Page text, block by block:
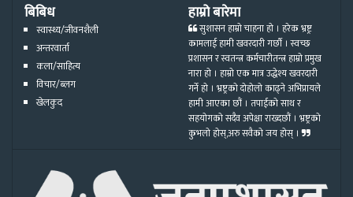
बिबिध
स्वास्थ्य/जीवनशैली
अन्तरवार्ता
कला/साहित्य
विचार/ब्लग
खेलकुद
हाम्रो बारेमा
सुशासन हाम्रो चाहना हो । हरेक भ्रष्ट्र
कामलाई हामी खवरदारी गर्छौ । स्वच्छ
प्रशासन र स्वतन्त्र कर्मचारीतन्त्र हाम्रो प्रमुख
नारा हो । हाम्रो एक मात्र उद्धेश्य खवरदारी
गर्ने हो । भ्रष्ट्रको दोहोलो काढ्ने अभिप्रायले
हामी आएका छौं । तपाईको साथ र
सहयोगको सदैव अपेक्षा राख्दछौं । भ्रष्ट्रको
कुभलो होस्,अरु सवैको जय होस् ।